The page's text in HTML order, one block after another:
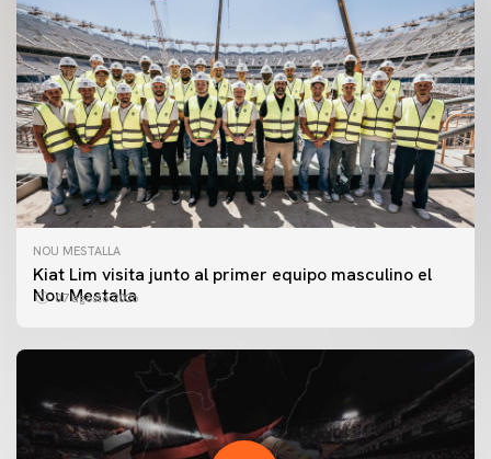
NOU MESTALLA
Kiat Lim visita junto al primer equipo masculino el
Nou Mestalla
07 agosto 2026